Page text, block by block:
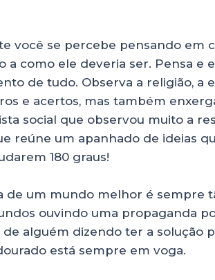
b
o
o
k
dI
n
você se percebe pensando em
a como ele deveria ser. Pensa e
de tudo. Observa a religião, a
e acertos, mas também
social que observou muito a
reúne um apanhado de ideias
180 graus!
de um mundo melhor é sempre
ouvindo uma propaganda
alguém dizendo ter a solução
está sempre em voga.